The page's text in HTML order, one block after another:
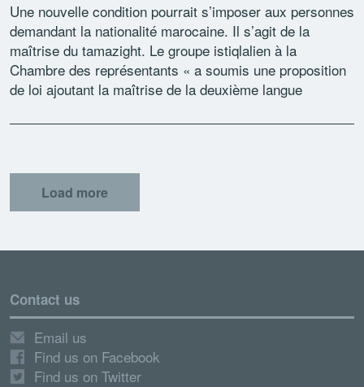
Une nouvelle condition pourrait s’imposer aux personnes
demandant la nationalité marocaine. Il s’agit de la
maîtrise du tamazight. Le groupe istiqlalien à la
Chambre des représentants « a soumis une proposition
de loi ajoutant la maîtrise de la deuxième langue
Load more
Contact us
Email us
Find us on Facebook
Find us on Twitter